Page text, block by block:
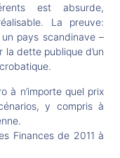
est absurde,
La preuve:
pays scandinave –
dette publique d’un
à n’importe quel prix
y compris à
Finances de 2011 à